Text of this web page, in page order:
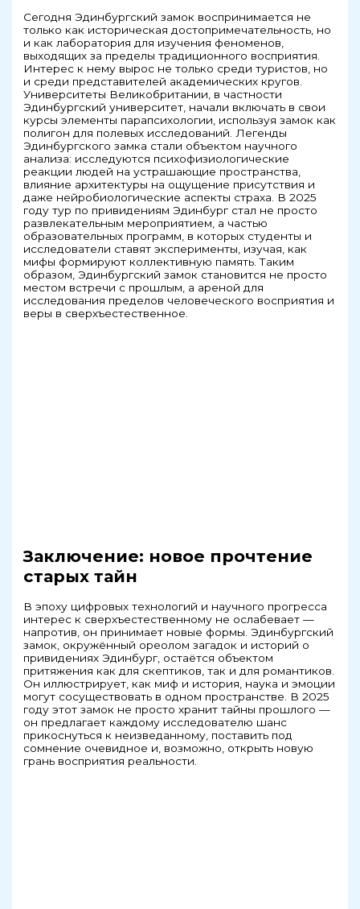
Сегодня Эдинбургский замок воспринимается не
только как историческая достопримечательность, но
и как лаборатория для изучения феноменов,
выходящих за пределы традиционного восприятия.
Интерес к нему вырос не только среди туристов, но
и среди представителей академических кругов.
Университеты Великобритании, в частности
Эдинбургский университет, начали включать в свои
курсы элементы парапсихологии, используя замок как
полигон для полевых исследований. Легенды
Эдинбургского замка стали объектом научного
анализа: исследуются психофизиологические
реакции людей на устрашающие пространства,
влияние архитектуры на ощущение присутствия и
даже нейробиологические аспекты страха. В 2025
году тур по привидениям Эдинбург стал не просто
развлекательным мероприятием, а частью
образовательных программ, в которых студенты и
исследователи ставят эксперименты, изучая, как
мифы формируют коллективную память. Таким
образом, Эдинбургский замок становится не просто
местом встречи с прошлым, а ареной для
исследования пределов человеческого восприятия и
веры в сверхъестественное.
Заключение: новое прочтение
старых тайн
В эпоху цифровых технологий и научного прогресса
интерес к сверхъестественному не ослабевает —
напротив, он принимает новые формы. Эдинбургский
замок, окружённый ореолом загадок и историй о
привидениях Эдинбург, остаётся объектом
притяжения как для скептиков, так и для романтиков.
Он иллюстрирует, как миф и история, наука и эмоции
могут сосуществовать в одном пространстве. В 2025
году этот замок не просто хранит тайны прошлого —
он предлагает каждому исследователю шанс
прикоснуться к неизведанному, поставить под
сомнение очевидное и, возможно, открыть новую
грань восприятия реальности.